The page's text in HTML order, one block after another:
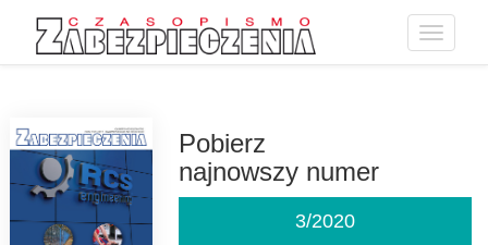
Toggle
Pobierz
najnowszy numer
3/2020